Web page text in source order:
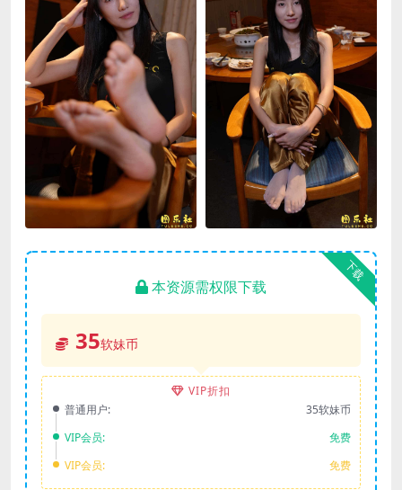
下载
本资源需权限下载
35软妹币
VIP折扣
普通用户:
35软妹币
VIP会员:
免费
VIP会员:
免费